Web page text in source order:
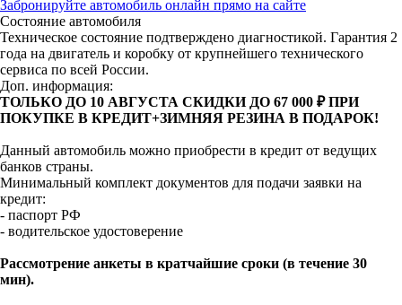
Забронируйте автомобиль онлайн прямо на сайте
Состояние автомобиля
Техническое состояние подтверждено диагностикой. Гарантия 2
года на двигатель и коробку от крупнейшего технического
сервиса по всей России.
Доп. информация:
ТОЛЬКО ДО 10 АВГУСТА СКИДКИ ДО 67 000 ₽ ПРИ
ПОКУПКЕ В КРЕДИТ+ЗИМНЯЯ РЕЗИНА В ПОДАРОК!
Данный автомобиль можно приобрести в кредит от ведущих
банков страны.
Минимальный комплект документов для подачи заявки на
кредит:
- паспорт РФ
- водительское удостоверение
Рассмотрение анкеты в кратчайшие сроки (в течение 30
мин).